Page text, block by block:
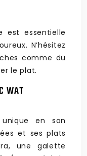
est essentielle
N’hésitez
comme du
le plat.
WAT
en son
et ses plats
une galette